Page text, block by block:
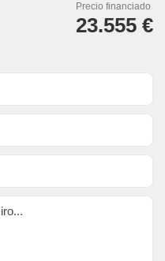
Precio financiado
23.555 €